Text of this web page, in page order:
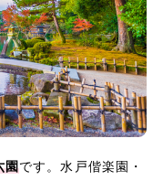
園です。水戸偕楽園・